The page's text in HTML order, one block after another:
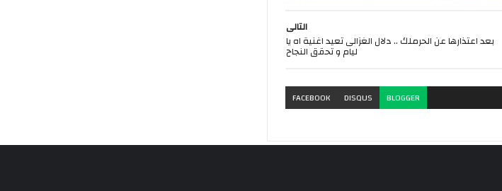
التالى
بعد اعتذارها عن الحرملك .. دلال الغزالى تعيد اغنية اه يا
ليام و تحقق النجاح
BLOGGER
DISQUS
FACEBOOK